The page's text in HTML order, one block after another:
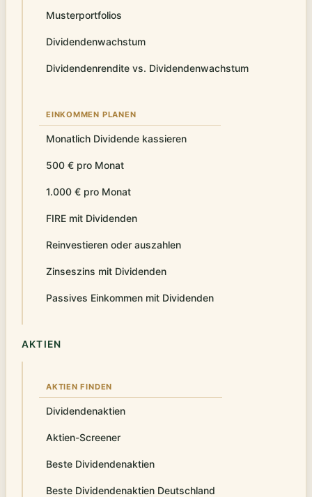
Musterportfolios
Dividendenwachstum
Dividendenrendite vs. Dividendenwachstum
EINKOMMEN PLANEN
Monatlich Dividende kassieren
500 € pro Monat
1.000 € pro Monat
FIRE mit Dividenden
Reinvestieren oder auszahlen
Zinseszins mit Dividenden
Passives Einkommen mit Dividenden
AKTIEN
AKTIEN FINDEN
Dividendenaktien
Aktien-Screener
Beste Dividendenaktien
Beste Dividendenaktien Deutschland